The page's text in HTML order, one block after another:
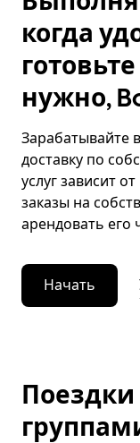
когда
нужно,
Зарабатывайте
доставку по
услуг зависит
заказы на
арендовать его
Начать